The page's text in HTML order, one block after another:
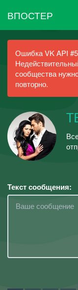
ВПОСТЕР
Ошибка VK API #5
сообщества
повторно.
Текст сообщения: